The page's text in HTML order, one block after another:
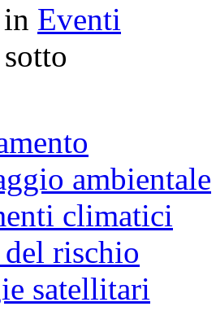
Eventi
ambientale
climatici
del rischio
satellitari